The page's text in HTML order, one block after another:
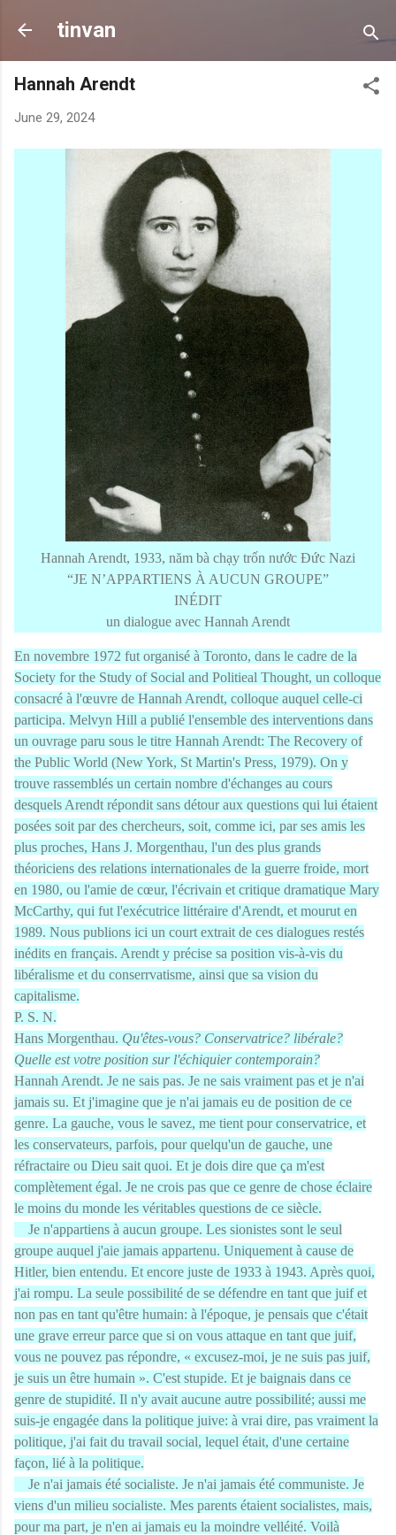
tinvan
Hannah Arendt
June 29, 2024
Hannah Arendt, 1933, năm bà chạy trốn nước Đức Nazi
“JE N’APPARTIENS À AUCUN GROUPE”
INÉDIT
un dialogue avec Hannah Arendt
En novembre 1972 fut organisé à Toronto, dans le cadre de la
Society for the Study of Social and Politieal Thought, un colloque
consacré à l'œuvre de Hannah Arendt, colloque auquel celle-ci
participa. Melvyn Hill a publié l'ensemble des interventions dans
un ouvrage paru sous le titre Hannah Arendt: The Recovery of
the Public World (New York, St Martin's Press, 1979). On y
trouve rassemblés un certain nombre d'échanges au cours
desquels Arendt répondit sans détour aux questions qui lui étaient
posées soit par des chercheurs, soit, comme ici, par ses amis les
plus proches, Hans J. Morgenthau, l'un des plus grands
théoriciens des relations internationales de la guerre froide, mort
en 1980, ou l'amie de cœur, l'écrivain et critique dramatique Mary
McCarthy, qui fut l'exécutrice littéraire d'Arendt, et mourut en
1989. Nous publions ici un court extrait de ces dialogues restés
inédits en français. Arendt y précise sa position vis-à-vis du
libéralisme et du conserrvatisme, ainsi que sa vision du
capitalisme.
P. S. N.
Hans Morgenthau. Qu'êtes-vous? Conservatrice? libérale?
Quelle est votre position sur l'échiquier contemporain?
Hannah Arendt. Je ne sais pas. Je ne sais vraiment pas et je n'ai
jamais su. Et j'imagine que je n'ai jamais eu de position de ce
genre. La gauche, vous le savez, me tient pour conservatrice, et
les conservateurs, parfois, pour quelqu'un de gauche, une
réfractaire ou Dieu sait quoi. Et je dois dire que ça m'est
complètement égal. Je ne crois pas que ce genre de chose éclaire
le moins du monde les véritables questions de ce siècle.
Je n'appartiens à aucun groupe. Les sionistes sont le seul
groupe auquel j'aie jamais appartenu. Uniquement à cause de
Hitler, bien entendu. Et encore juste de 1933 à 1943. Après quoi,
j'ai rompu. La seule possibilité de se défendre en tant que juif et
non pas en tant qu'être humain: à l'époque, je pensais que c'était
une grave erreur parce que si on vous attaque en tant que juif,
vous ne pouvez pas répondre, « excusez-moi, je ne suis pas juif,
je suis un être humain ». C'est stupide. Et je baignais dans ce
genre de stupidité. Il n'y avait aucune autre possibilité; aussi me
suis-je engagée dans la politique juive: à vrai dire, pas vraiment la
politique, j'ai fait du travail social, lequel était, d'une certaine
façon, lié à la politique.
Je n'ai jamais été socialiste. Je n'ai jamais été communiste. Je
viens d'un milieu socialiste. Mes parents étaient socialistes, mais,
pour ma part, je n'en ai jamais eu la moindre velléité. Voilà